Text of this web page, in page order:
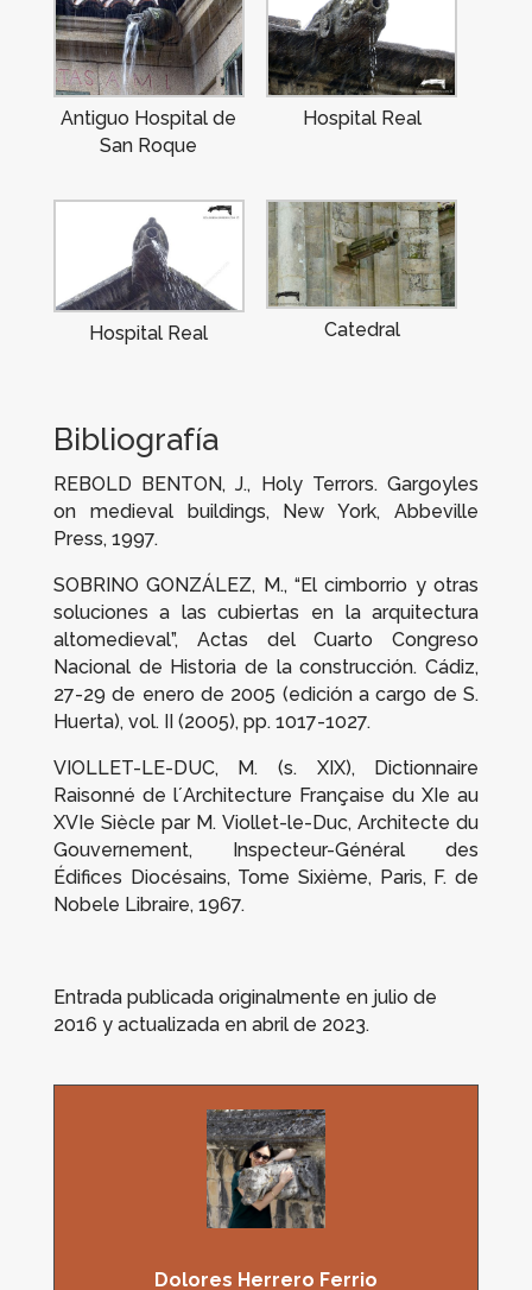
Antiguo Hospital de
San Roque
Hospital Real
Hospital Real Catedral
Bibliografía
REBOLD BENTON, J., Holy Terrors. Gargoyles
on medieval buildings, New York, Abbeville
Press, 1997.
SOBRINO GONZÁLEZ, M., “El cimborrio y otras
soluciones a las cubiertas en la arquitectura
altomedieval”, Actas del Cuarto Congreso
Nacional de Historia de la construcción. Cádiz,
27-29 de enero de 2005 (edición a cargo de S.
Huerta), vol. II (2005), pp. 1017-1027.
VIOLLET-LE-DUC, M. (s. XIX), Dictionnaire
Raisonné de l´Architecture Française du XIe au
XVIe Siècle par M. Viollet-le-Duc, Architecte du
Gouvernement, Inspecteur-Général des
Édifices Diocésains, Tome Sixième, Paris, F. de
Nobele Libraire, 1967.
Entrada publicada originalmente en julio de
2016 y actualizada en abril de 2023.
Dolores Herrero Ferrio